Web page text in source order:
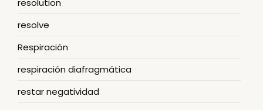
resolution
resolve
Respiración
respiración diafragmática
restar negatividad